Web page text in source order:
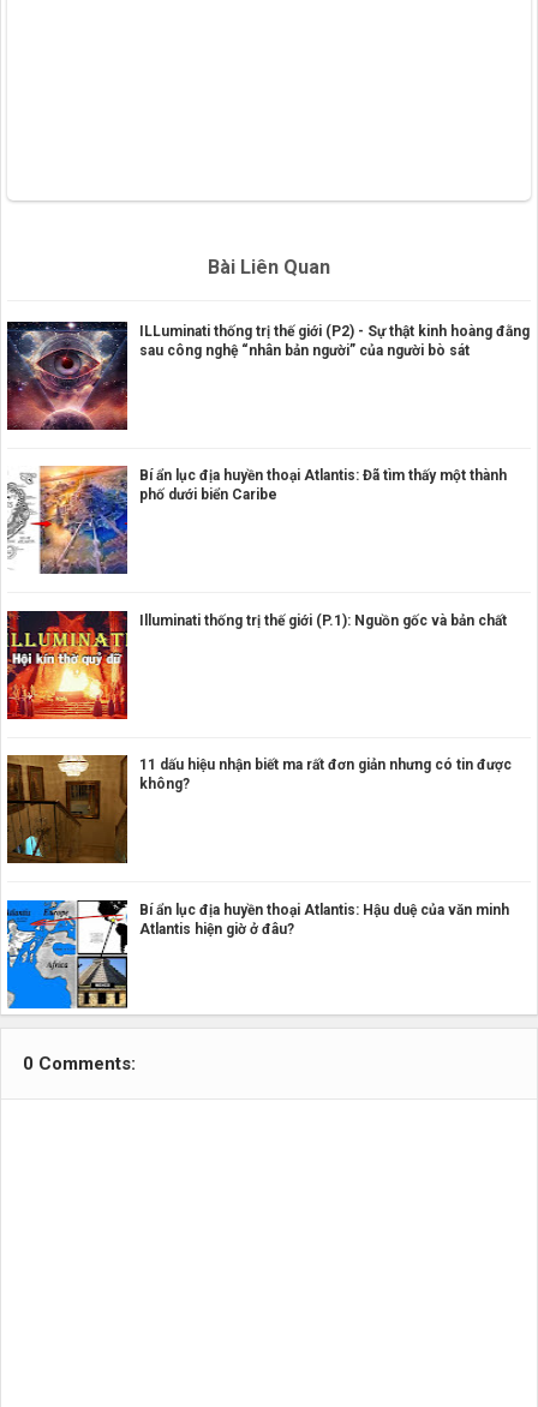
Bài Liên Quan
ILLuminati thống trị thế giới (P2) - Sự thật kinh hoàng đằng
sau công nghệ “nhân bản người” của người bò sát
Bí ẩn lục địa huyền thoại Atlantis: Đã tìm thấy một thành
phố dưới biển Caribe
Illuminati thống trị thế giới (P.1): Nguồn gốc và bản chất
11 dấu hiệu nhận biết ma rất đơn giản nhưng có tin được
không?
Bí ẩn lục địa huyền thoại Atlantis: Hậu duệ của văn minh
Atlantis hiện giờ ở đâu?
0 Comments: